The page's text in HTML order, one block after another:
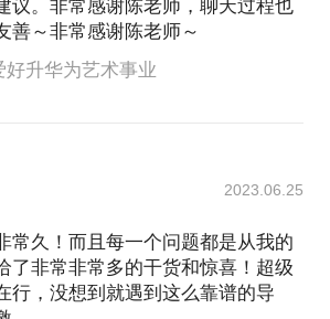
议。非常感谢陈老师，聊天过程也
善～非常感谢陈老师～
好升华为艺术事业
2023.06.25
常久！而且每一个问题都是从我的
了非常非常多的干货和惊喜！超级
行，没想到就遇到这么靠谱的导